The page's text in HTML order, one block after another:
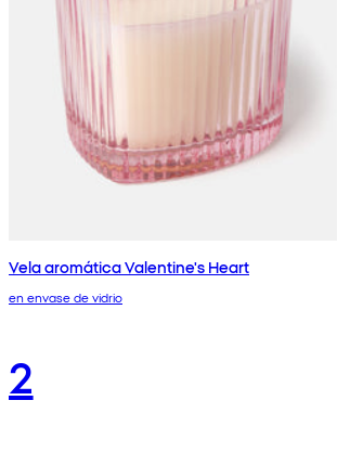
Vela aromática Valentine's Heart
en envase de vidrio
2